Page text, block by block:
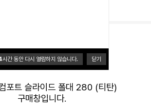
시간 동안 다시 열람하지 않습니다. 닫기
없습니다.
포트 슬라이드 폴대 280 (티탄)
구매창입니다.